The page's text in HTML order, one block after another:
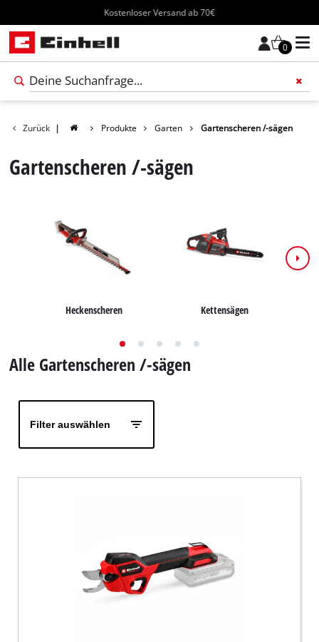
Kostenloser Versand ab 70€
0
Zurück | Produkte Garten Gartenscheren /-sägen
Gartenscheren /-sägen
Heckenscheren Kettensägen
Alle Gartenscheren /-sägen
Filter auswählen